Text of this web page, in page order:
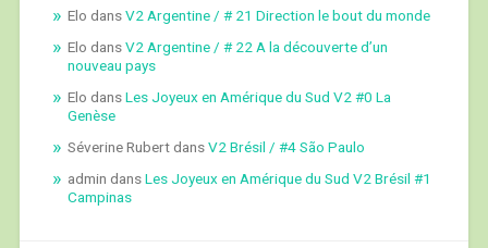
Elo dansV2 Argentine / # 21 Direction le bout du monde
Elo dansV2 Argentine / # 22 A la découverte d’un
nouveau pays
Elo dansLes Joyeux en Amérique du Sud V2 #0 La
Genèse
Séverine RubertdansV2 Brésil / #4 São Paulo
admin dansLes Joyeux en Amérique du Sud V2 Brésil #1
Campinas